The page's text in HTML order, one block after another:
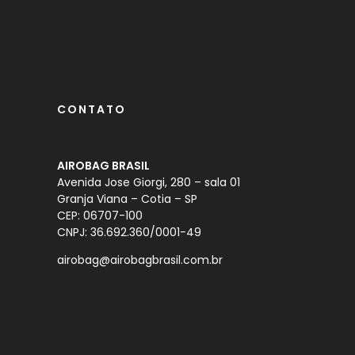
CONTATO
AIROBAG BRASIL
Avenida Jose Giorgi, 280 – sala 01
Granja Viana – Cotia – SP
CEP: 06707-100
CNPJ: 36.692.360/0001-49
airobag@airobagbrasil.com.br